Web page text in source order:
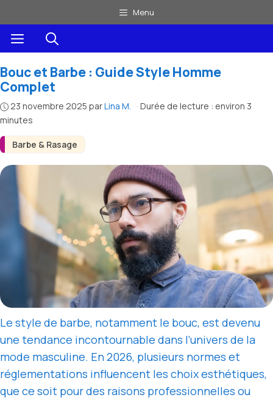
au
contenu
Menu
Menu
Barbe & Rasage
Bouc et Barbe : Guide Style Homme
Complet
23 novembre 2025 parLina M. · Durée de lecture : environ 3
minutes
Le style de barbe, notamment le bouc, est devenu
une tendance incontournable dans l’univers de la
mode masculine. En 2026, plusieurs normes et
réglementations influencent les choix esthétiques,
que ce soit pour des raisons professionnelles ou